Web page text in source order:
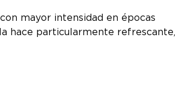
mayor intensidad en épocas
hace particularmente refrescante,